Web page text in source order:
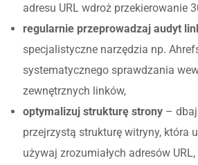
adresu URL wdroż przekierowanie
regularnie przeprowadzaj audyt
specjalistyczne narzędzia np.
systematycznego sprawdzania
zewnętrznych linków,
optymalizuj strukturę strony –
przejrzystą strukturę witryny, która
używaj zrozumiałych adresów